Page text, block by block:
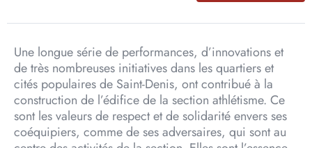
Une longue série de performances, d’innovations et
de très nombreuses initiatives dans les quartiers et
cités populaires de Saint-Denis, ont contribué à la
construction de l’édifice de la section athlétisme. Ce
sont les valeurs de respect et de solidarité envers ses
coéquipiers, comme de ses adversaires, qui sont au